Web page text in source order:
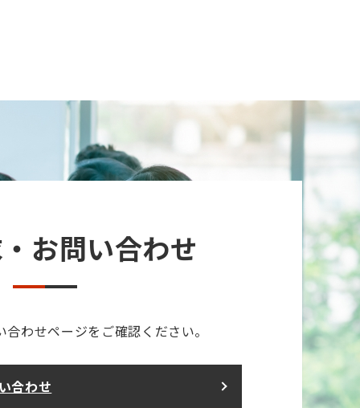
お問い合わせ
わせページをご確認ください。
合わせ